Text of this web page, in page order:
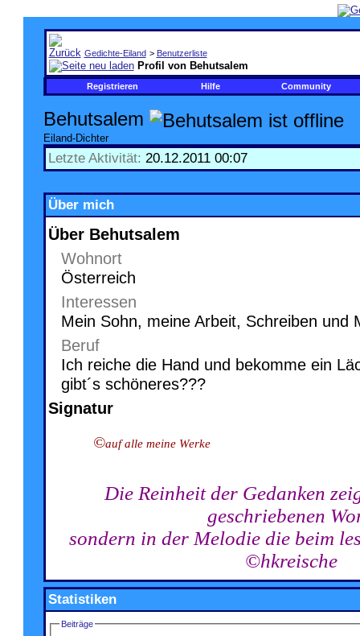
Gedichte-Eiland > Benutzerliste
Profil von Behutsalem
Registrieren Hilfe Community
Behutsalem
Eiland-Dichter
Letzte Aktivität: 20.12.201100:07
Über mich
Über Behutsalem
Wohnort
Österreich
Interessen
Mein Sohn, meine Arbeit, Schreiben und
Beruf
Ich reiche die Hand und bekomme ein
gibt´s schöneres???
Signatur
©auf alle meine Werke
Die Reinheit der Gedanken
geschriebenen
sondern in der Melodie die beim
©hkreische
Statistiken
Beiträge